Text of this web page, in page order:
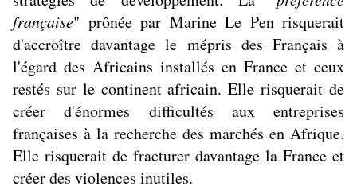
française" prônée par Marine Le Pen risquerait
d'accroître davantage le mépris des Français à
l'égard des Africains installés en France et ceux
restés sur le continent africain. Elle risquerait de
créer d'énormes difficultés aux entreprises
françaises à la recherche des marchés en Afrique.
Elle risquerait de fracturer davantage la France et
créer des violences inutiles.